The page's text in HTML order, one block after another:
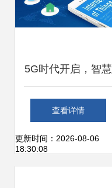
5G时代开启，智慧
商业生态将来 物联
网技术研发新篇章
查看详情
更新时间：2026-08-06
18:30:08